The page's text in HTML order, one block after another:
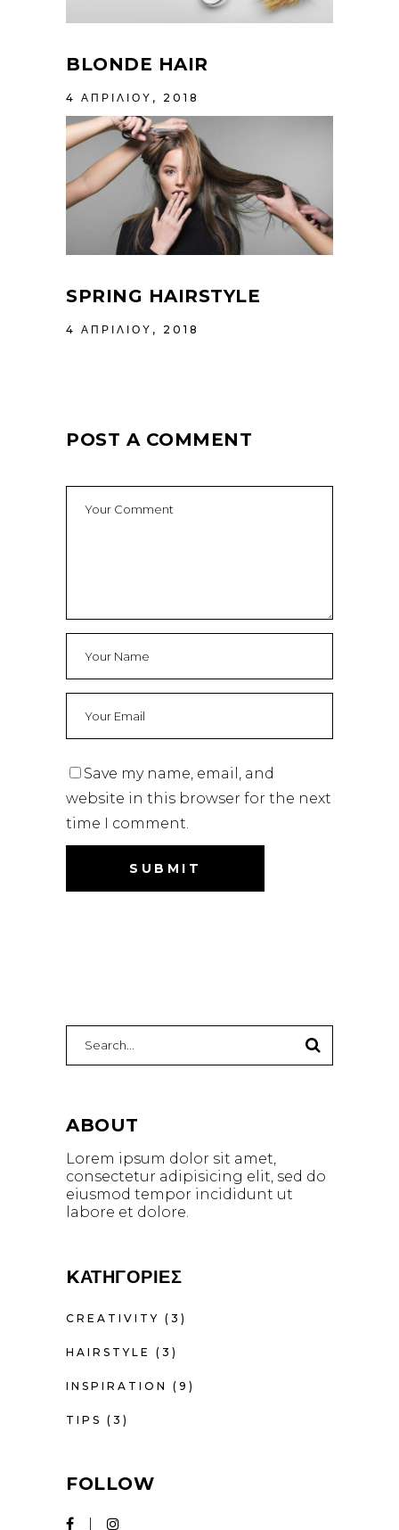
BLONDE HAIR
4 ΑΠΡΙΛΊΟΥ, 2018
SPRING HAIRSTYLE
4 ΑΠΡΙΛΊΟΥ, 2018
POST A COMMENT
Save my name, email, and
website in this browser for the next
time I comment.
for:
ABOUT
Lorem ipsum dolor sit amet,
consectetur adipisicing elit, sed do
eiusmod tempor incididunt ut
labore et dolore.
KΑΤΗΓΟΡΊΕΣ
CREATIVITY (3)
HAIRSTYLE (3)
INSPIRATION (9)
TIPS (3)
FOLLOW